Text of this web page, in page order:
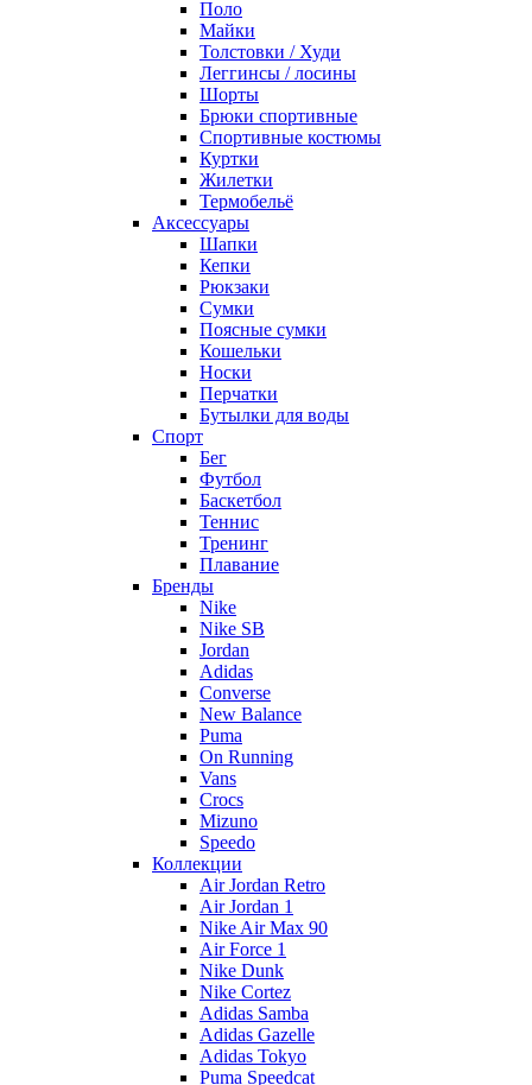
Поло
Майки
Толстовки / Худи
Леггинсы / лосины
Шорты
Брюки спортивные
Спортивные костюмы
Куртки
Жилетки
Термобельё
Аксессуары
Шапки
Кепки
Рюкзаки
Сумки
Поясные сумки
Кошельки
Носки
Перчатки
Бутылки для воды
Спорт
Бег
Футбол
Баскетбол
Теннис
Тренинг
Плавание
Бренды
Nike
Nike SB
Jordan
Adidas
Converse
New Balance
Puma
On Running
Vans
Crocs
Mizuno
Speedo
Коллекции
Air Jordan Retro
Air Jordan 1
Nike Air Max 90
Air Force 1
Nike Dunk
Nike Cortez
Adidas Samba
Adidas Gazelle
Adidas Tokyo
Puma Speedcat